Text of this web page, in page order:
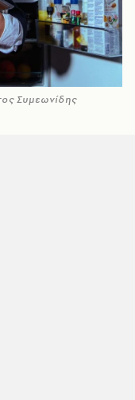
Συμεωνίδης